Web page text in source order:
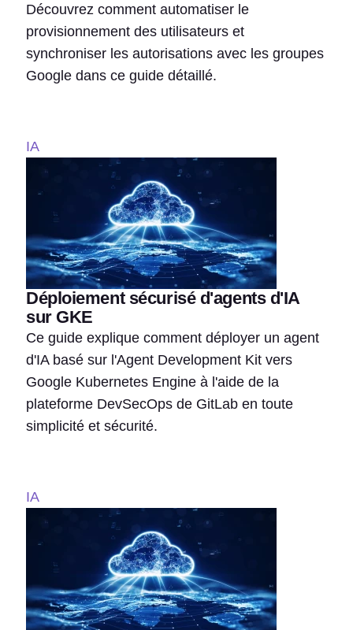
Découvrez comment automatiser le
provisionnement des utilisateurs et
synchroniser les autorisations avec les groupes
Google dans ce guide détaillé.
IA
Déploiement sécurisé d'agents d'IA
sur GKE
Ce guide explique comment déployer un agent
d'IA basé sur l'Agent Development Kit vers
Google Kubernetes Engine à l'aide de la
plateforme DevSecOps de GitLab en toute
simplicité et sécurité.
IA